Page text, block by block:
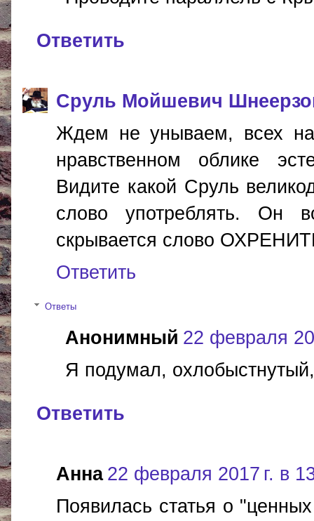
Ответить
Сруль Мойшевич
Ждем не унываем, всех
нравственном облике
Видите какой Сруль
слово употреблять. Он
скрывается слово
Ответить
Ответы
Анонимный 22 февраля
Я подумал,
Ответить
Анна 22 февраля 2017 г. в
Появилась статья о